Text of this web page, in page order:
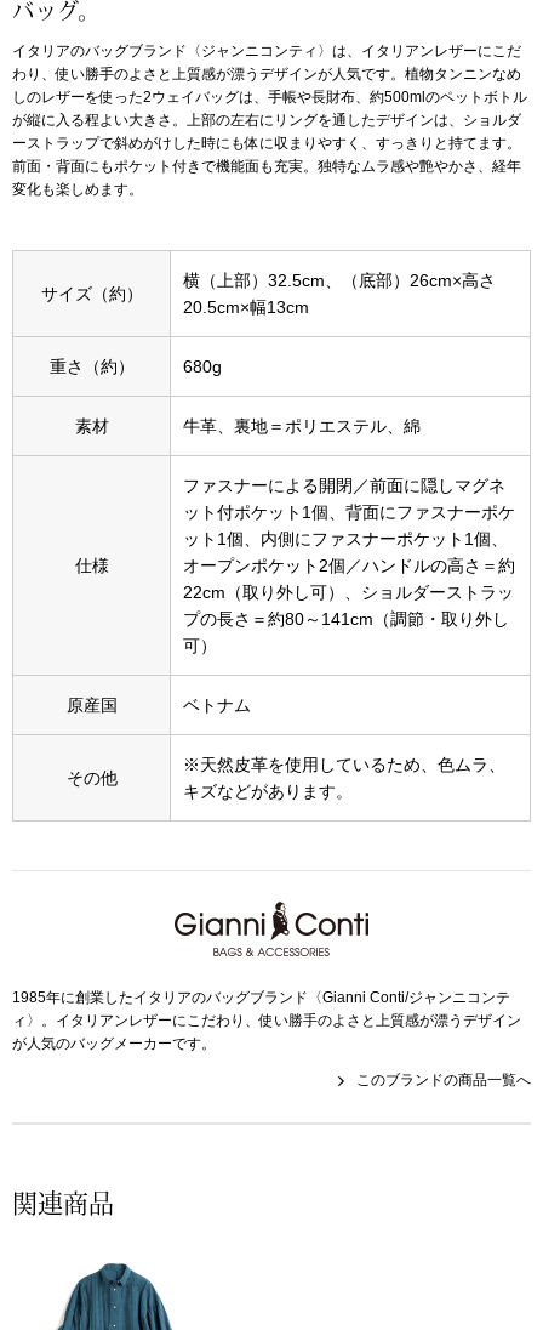
ダーウェア
ン雑貨
Miss Kyouko／ミスキョウコ
リュック･バッ
ボストンバッグ
その他
スリップオン
レースアップ
スニーカー
ブーツ
サンダル
バッグ。
イタリアのバッグブランド〈ジャンニコンティ〉は、イタリアンレザーにこだ
わり、使い勝手のよさと上質感が漂うデザインが人気です。植物タンニンなめ
しのレザーを使った2ウェイバッグは、手帳や長財布、約500mlのペットボトル
が縦に入る程よい大きさ。上部の左右にリングを通したデザインは、ショルダ
ーストラップで斜めがけした時にも体に収まりやすく、すっきりと持てます。
前面・背面にもポケット付きで機能面も充実。独特なムラ感や艶やかさ、経年
変化も楽しめます。
サイズ（約）
横（上部）32.5cm、（底部）26cm×高さ
20.5cm×幅13cm
重さ（約） 680g
素材 牛革、裏地＝ポリエステル、綿
仕様
ファスナーによる開閉／前面に隠しマグネ
ット付ポケット1個、背面にファスナーポケ
ット1個、内側にファスナーポケット1個、
オープンポケット2個／ハンドルの高さ＝約
22cm（取り外し可）、ショルダーストラッ
プの長さ＝約80～141cm（調節・取り外し
可）
原産国 ベトナム
その他
※天然皮革を使用しているため、色ムラ、
キズなどがあります。
1985年に創業したイタリアのバッグブランド〈Gianni Conti/ジャンニコンテ
ィ〉。イタリアンレザーにこだわり、使い勝手のよさと上質感が漂うデザイン
が人気のバッグメーカーです。
このブランドの商品一覧へ
関連商品